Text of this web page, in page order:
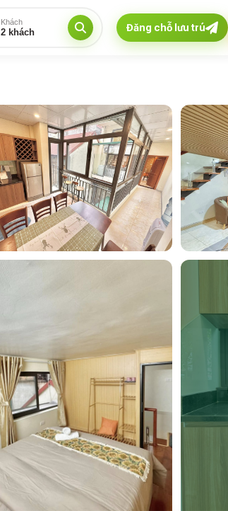
Khách
2 khách Đăng chỗ lưu trú